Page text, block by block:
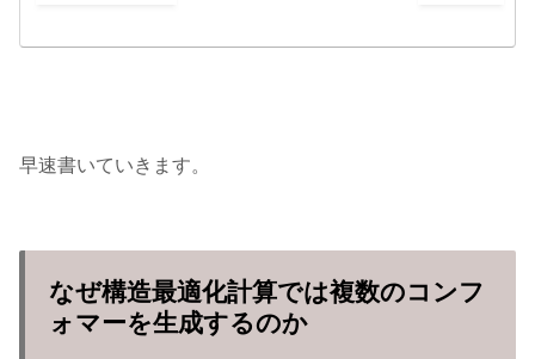
早速書いていきます。
なぜ構造最適化計算では複数のコンフ
ォマーを生成するのか